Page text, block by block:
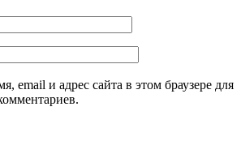
email и адрес сайта в этом браузере для